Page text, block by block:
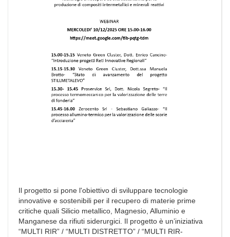
Il progetto si pone l'obiettivo di sviluppare tecnologie
innovative e sostenibili per il recupero di materie prime
critiche quali Silicio metallico, Magnesio, Alluminio e
Manganese da rifiuti siderurgici. Il progetto è un’iniziativa
“MULTI RIR” / “MULTI DISTRETTO” / “MULTI RIR-